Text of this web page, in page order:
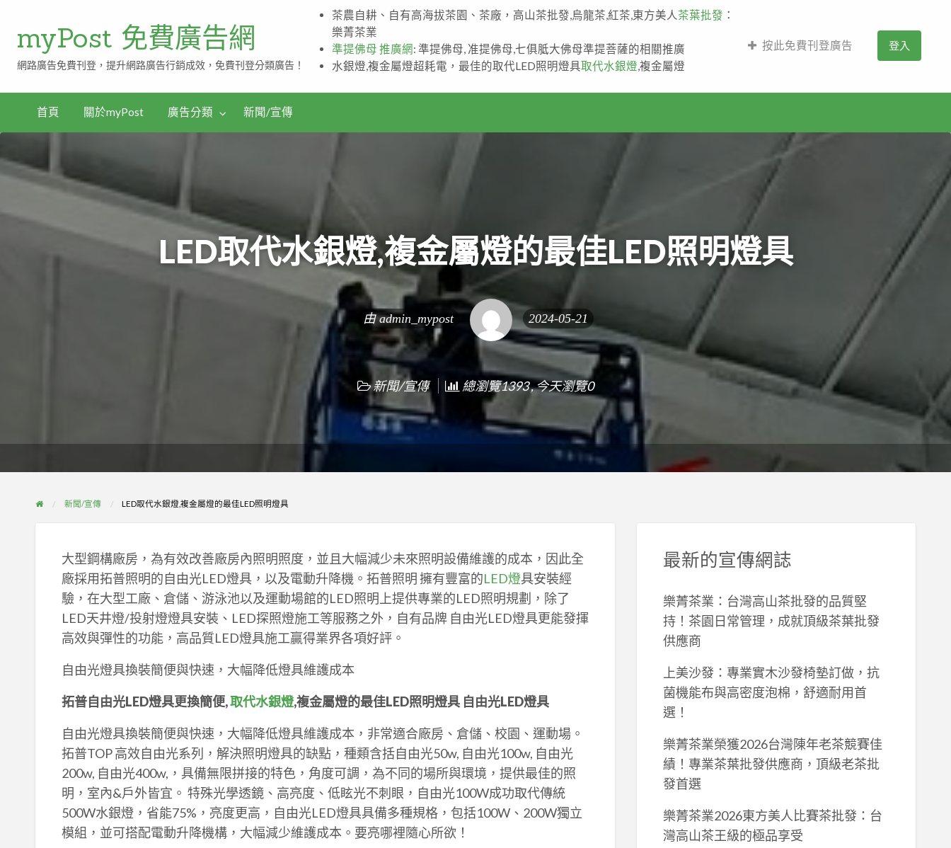
myPost 免費廣告網
網路廣告免費刊登，提升網路廣告行銷成效，免費刊登分類廣告！
茶農自耕、自有高海拔茶園、茶廠，高山茶批發,烏龍茶,紅茶,東方美人 茶葉批發 ：
樂菁茶業
準提佛母 推廣網: 準提佛母, 准提佛母,七俱胝大佛母準提菩薩的相關推廣
水銀燈,複金屬燈超耗電，最佳的取代LED照明燈具取代水銀燈 ,複金屬燈
按此免費刊登廣告 登入
首頁 關於myPost 廣告分類 新聞/宣傳
LED取代水銀燈,複金屬燈的最佳LED照明燈具
由admin_mypost 2024-05-21
新聞/宣傳 總瀏覽1393 , 今天瀏覽0
新聞/宣傳 LED取代水銀燈,複金屬燈的最佳LED照明燈具
大型鋼構廠房，為有效改善廠房內照明照度，並且大幅減少未來照明設備維護的成本，因此全
廠採用拓普照明的自由光LED燈具，以及電動升降機。拓普照明 擁有豐富的LED燈具安裝經
驗，在大型工廠、倉儲、游泳池以及運動場館的LED照明上提供專業的LED照明規劃，除了
LED天井燈/投射燈燈具安裝、LED探照燈施工等服務之外，自有品牌 自由光LED燈具更能發揮
高效與彈性的功能，高品質LED燈具施工贏得業界各項好評。
自由光燈具換裝簡便與快速，大幅降低燈具維護成本
拓普自由光LED燈具更換簡便,取代水銀燈,複金屬燈的最佳LED照明燈具 自由光LED燈具
自由光燈具換裝簡便與快速，大幅降低燈具維護成本，非常適合廠房、倉儲、校園、運動場。
拓普TOP 高效自由光系列，解決照明燈具的缺點，種類含括自由光50w, 自由光100w, 自由光
200w, 自由光400w,，具備無限拼接的特色，角度可調，為不同的場所與環境，提供最佳的照
明，室內&戶外皆宜。 特殊光學透鏡、高亮度、低眩光不刺眼，自由光100W成功取代傳統
500W水銀燈，省能75%，亮度更高，自由光LED燈具具備多種規格，包括100W、200W獨立
模組，並可搭配電動升降機構，大幅減少維護成本。要亮哪裡隨心所欲！
最新的宣傳網誌
樂菁茶業：台灣高山茶批發的品質堅
持！茶園日常管理，成就頂級茶葉批發
供應商
上美沙發：專業實木沙發椅墊訂做，抗
菌機能布與高密度泡棉，舒適耐用首
選！
樂菁茶業榮獲2026台灣陳年老茶競賽佳
績！專業茶葉批發供應商，頂級老茶批
發首選
樂菁茶業2026東方美人比賽茶批發：台
灣高山茶王級的極品享受